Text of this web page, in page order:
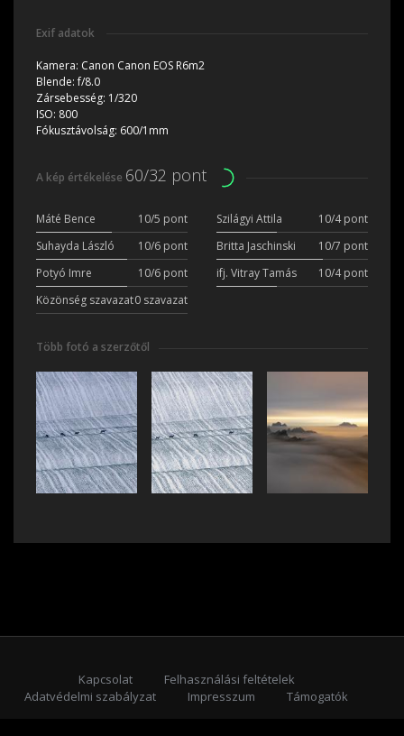
Exif adatok
Kamera: Canon Canon EOS R6m2
Blende:f/8.0
Zársebesség: 1/320
ISO: 800
Fókusztávolság: 600/1mm
A kép értékelése 60/32 pont
Máté Bence 10/5 pont Szilágyi Attila
10/4 pont
Suhayda László
10/6 pont Britta Jaschinski
10/7 pont
Potyó Imre
10/6 pont ifj. Vitray Tamás
10/4 pont
Közönség szavazat0 szavazat
Több fotó a szerzőtől
Kapcsolat
Felhasználási feltételek
Adatvédelmi szabályzat
Impresszum
Támogatók